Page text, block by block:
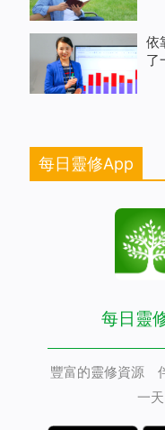
依
了
每日靈修App
每日靈
豐富的靈修資源
一天